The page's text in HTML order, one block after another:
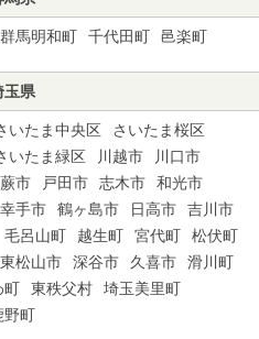
群馬明和町 千代田町 邑楽町
玉県
いたま中央区
さいたま桜区
いたま緑区 川越市
川口市
蕨市 戸田市 志木市
和光市
幸手市 鶴ヶ島市 日高市
吉川市
毛呂山町 越生町 宮代町
松伏町
東松山市 深谷市 久喜市
滑川町
町 東秩父村
埼玉美里町
野町